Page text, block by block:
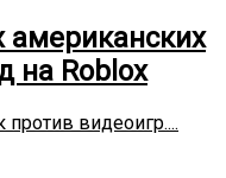
американских
на Roblox
видеоигр....